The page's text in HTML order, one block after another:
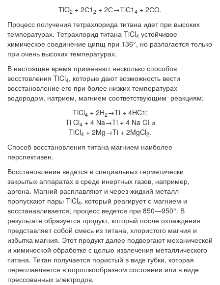
ТiO2 + 2С1 2 + 2С→TiС1 4 + 2СО.
Процесс получения тетрахлорида титана идет при высоких
температурах. Тетрахлорид титана TiCl4 устойчивое
химическое соединение ципщ при 136°, но разлагается только
при очень высоких температурах.
В настоящее время применяют несколько способов
восстовления TiCl4, которые дают возможность вести
восстановление его при более низких температурах
водородом, натрием, магнием соответствующим реакциям:
TiCl4 + 2H2→Ti + 4HC1;
Ti Cl4 + 4 Na→Ti + 4 Na CI и
TiCl4 + 2Mg→Ti + 2MgCl2.
Способ восстановления титана магнием наиболее
перспективен.
Восстановление ведется в специальных герметически
закрытых аппаратах в среде инертных газов, например,
аргона. Магний расплавляют и через жидкий металл
пропускают пары TiCl4, который реагирует с магнием и
восстанавливается; процесс ведется при 850—950°. В
результате образуется продукт, который после охлаждения
представляет собой смесь из титана, хлористого магния и
избытка магния. Этот продукт далее подвергают механической
и химической обработке с целью извлечения металлического
титана. Титан получается пористый в виде губки, которая
переплавляется в порошкообразном состоянии или в виде
прессованных электродов.